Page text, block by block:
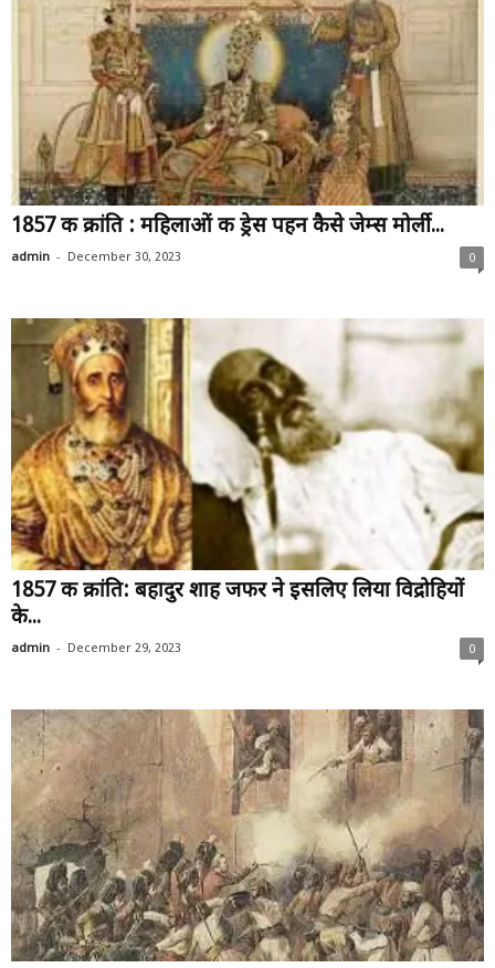
1857 की क्रांति : महिलाओं की ड्रेस पहन कैसे जेम्स मोर्ली...
admin - December 30, 2023 0
1857 की क्रांति: बहादुर शाह जफर ने इसलिए लिया विद्रोहियों
के...
admin - December 29, 2023 0